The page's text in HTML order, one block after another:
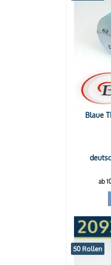
Blaue
ab
50 Rollen